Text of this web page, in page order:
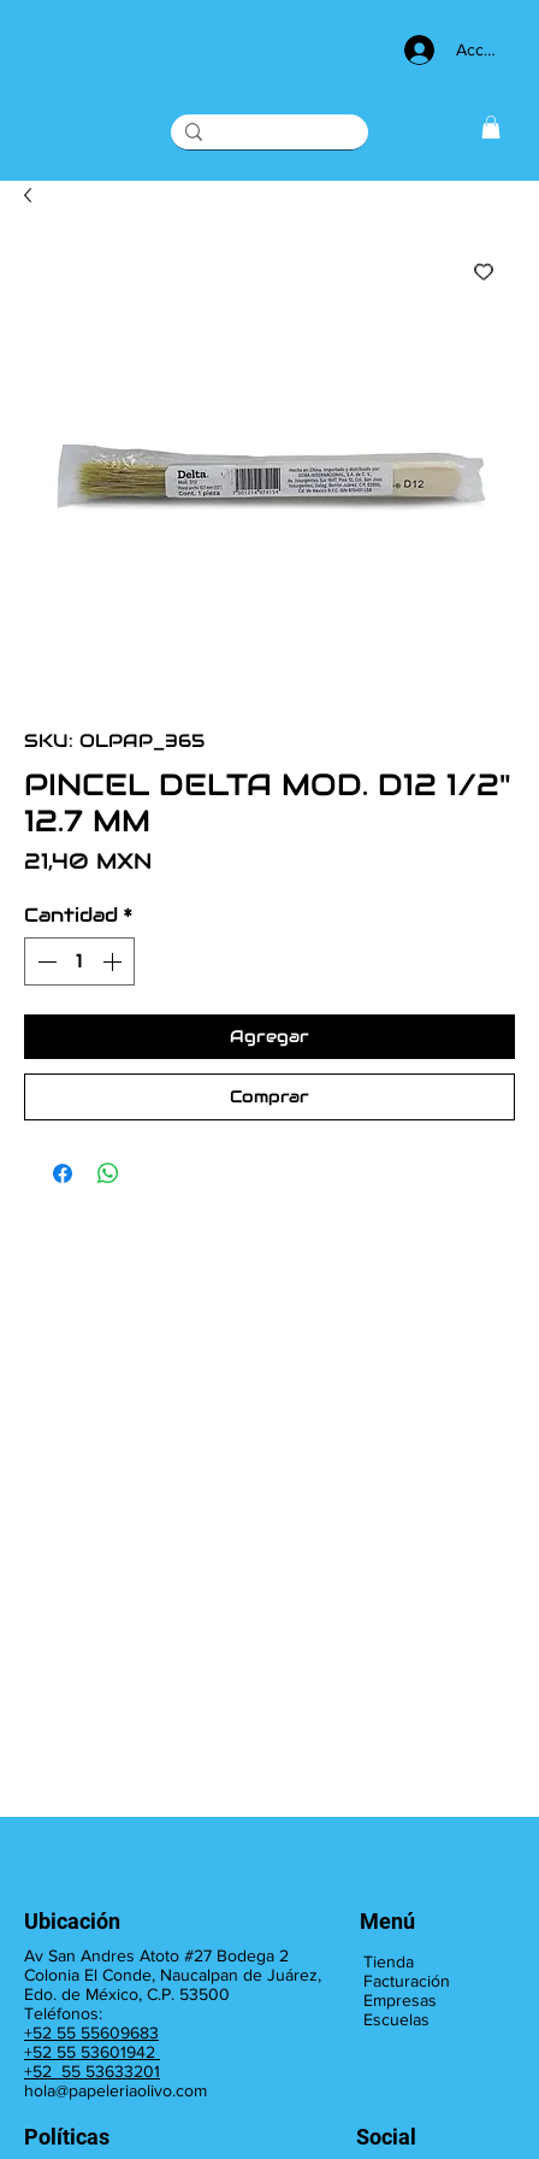
Acceso
SKU: OLPAP_365
PINCEL DELTA MOD. D12 1/2"
12.7 MM
21,40 MXN
Cantidad *
Agregar
Comprar
Av San Andres Atoto #27 Bodega 2
Colonia El Conde, Naucalpan de Juárez,
Edo. de México, C.P. 53500
Teléfonos:
+52 55 55609683
+52 55 53601942
+52 55 53633201
hola@papeleriaolivo.com
Ubicación
Políticas Social
Tienda
Facturación
Empresas
Escuelas
Menú